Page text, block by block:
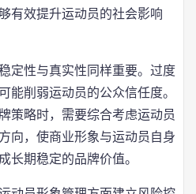
有效提升运动员的社会影响
定性与真实性同样重要。过度
能削弱运动员的公众信任度。
策略时，需要综合考虑运动员
向，使商业形象与运动员自身
长期稳定的品牌价值。